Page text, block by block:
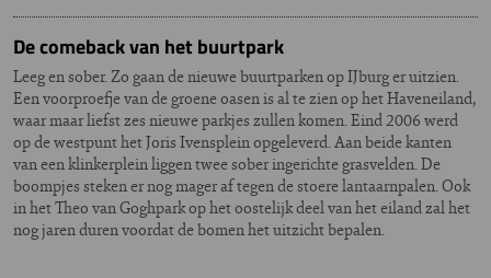
De comeback van het buurtpark
Leeg en sober. Zo gaan de nieuwe buurtparken op IJburg er uitzien.
Een voorproefje van de groene oasen is al te zien op het Haveneiland,
waar maar liefst zes nieuwe parkjes zullen komen. Eind 2006 werd
op de westpunt het Joris Ivensplein opgeleverd. Aan beide kanten
van een klinkerplein liggen twee sober ingerichte grasvelden. De
boompjes steken er nog mager af tegen de stoere lantaarnpalen. Ook
in het Theo van Goghpark op het oostelijk deel van het eiland zal het
nog jaren duren voordat de bomen het uitzicht bepalen.